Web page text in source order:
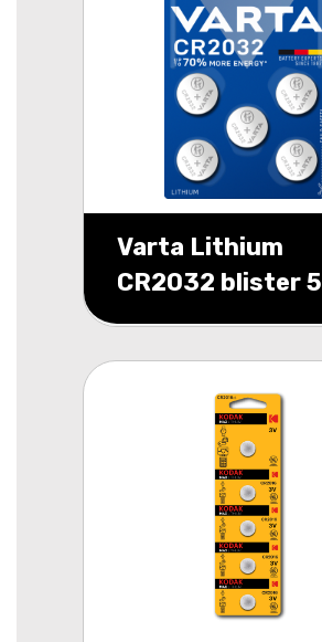
Varta Lithium
CR2032 blister 5